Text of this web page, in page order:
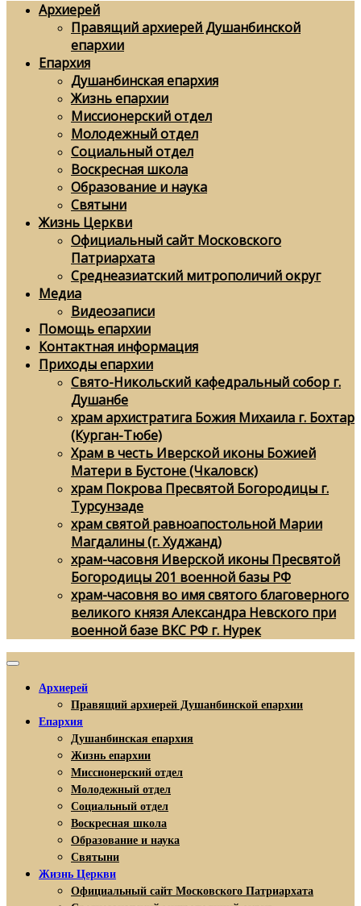
Архиерей
Правящий архиерей Душанбинской
епархии
Епархия
Душанбинская епархия
Жизнь епархии
Миссионерский отдел
Молодежный отдел
Социальный отдел
Воскресная школа
Образование и наука
Святыни
Жизнь Церкви
Официальный сайт Московского
Патриархата
Среднеазиатский митрополичий округ
Медиа
Видеозаписи
Помощь епархии
Контактная информация
Приходы епархии
Свято-Никольский кафедральный собор г.
Душанбе
храм архистратига Божия Михаила г. Бохтар
(Курган-Тюбе)
Храм в честь Иверской иконы Божией
Матери в Бустоне (Чкаловск)
храм Покрова Пресвятой Богородицы г.
Турсунзаде
храм святой равноапостольной Марии
Магдалины (г. Худжанд)
храм-часовня Иверской иконы Пресвятой
Богородицы 201 военной базы РФ
храм-часовня во имя святого благоверного
великого князя Александра Невского при
военной базе ВКС РФ г. Нурек
Архиерей
Правящий архиерей Душанбинской епархии
Епархия
Душанбинская епархия
Жизнь епархии
Миссионерский отдел
Молодежный отдел
Социальный отдел
Воскресная школа
Образование и наука
Святыни
Жизнь Церкви
Официальный сайт Московского Патриархата